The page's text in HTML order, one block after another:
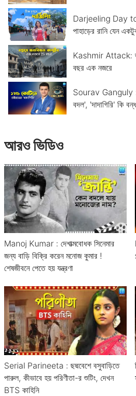
Darjeeling Day tour:
পাহাড়ের রানি যেন
Kashmir Attack: ভূস্বর্গ ভয়ঙ্কর! সন্ত্রাসে ক্ষতবিক্ষত ২৫
বছর এক নজরে
Sourav Ganguly :
বদল', 'দাদাগিরি' কি
আরও ভিডিও
Manoj Kumar : দেশাত্মবোধক সিনেমার
জন্য বাড়ি বিক্রি করেন মনোজ কুমার !
শেষজীবনে পেতে হয় যন্ত্রণা
Serial Parineeta : ছদ্মবেশে বসুবাড়িতে
পারুল, কীভাবে হয় পরিণীতা-র শুটিং, দেখন
BTS কাহিনি